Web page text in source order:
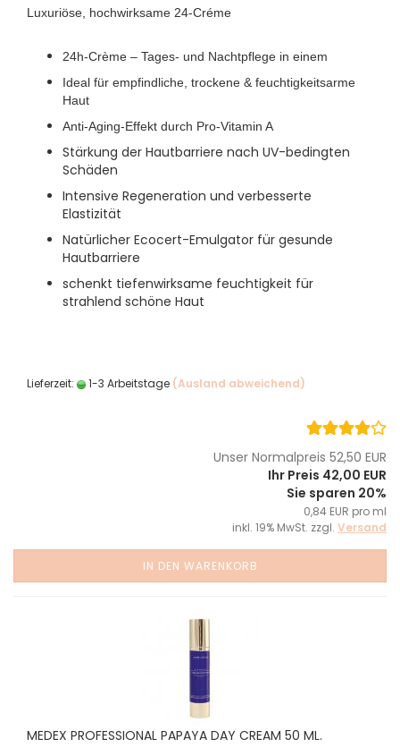
Luxuriöse, hochwirksame 24-Créme
24h-Crème – Tages- und Nachtpflege in einem
Ideal für empfindliche, trockene & feuchtigkeitsarme
Haut
Anti-Aging-Effekt durch Pro-Vitamin A
Stärkung der Hautbarriere nach UV-bedingten
Schäden
Intensive Regeneration und verbesserte
Elastizität
Natürlicher Ecocert-Emulgator für gesunde
Hautbarriere
schenkt tiefenwirksame feuchtigkeit für
strahlend schöne Haut
Lieferzeit: 1-3 Arbeitstage (Ausland abweichend)
Unser Normalpreis 52,50 EUR
Ihr Preis 42,00 EUR
Sie sparen 20%
0,84 EUR pro ml
inkl. 19% MwSt. zzgl. Versand
IN DEN WARENKORB
MEDEX PROFESSIONAL PAPAYA DAY CREAM 50 ML.